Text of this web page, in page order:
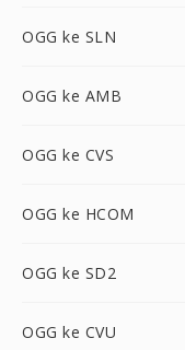
OGG ke SLN
OGG ke AMB
OGG ke CVS
OGG ke HCOM
OGG ke SD2
OGG ke CVU